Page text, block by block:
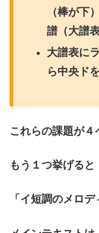
（棒が下
譜（大譜
大譜表に
ら中央ド
これらの課題が４
もう１つ挙げると
「イ短調のメロ